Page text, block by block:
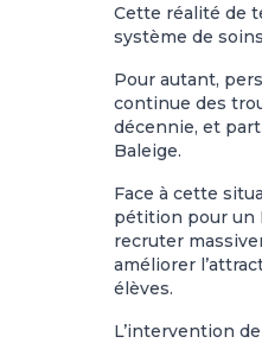
Cette réalité de
système de
Pour autant,
continue des
décennie, et
Baleige.
Face à cette
pétition pour un
recruter
améliorer
élèves.
L’intervention